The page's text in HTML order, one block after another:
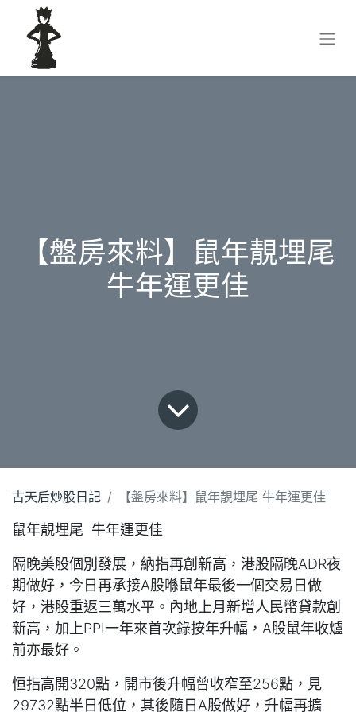
【盤房來料】鼠年靚埋尾
牛年運更佳
古天后炒股日記 【盤房來料】鼠年靚埋尾 牛年運更佳
鼠年靚埋尾 牛年運更佳
隔晚美股個別發展，納指再創新高，港股隔晚ADR夜
期做好，今日再承接A股喺鼠年最後一個交易日做
好，港股重返三萬水平。內地上月新增人民幣貸款創
新高，加上PPI一年來首次錄按年升幅，A股鼠年收爐
前亦最好。
恒指高開320點，開市後升幅曾收窄至256點，見
29732點半日低位，其後隨日A股做好，升幅再擴